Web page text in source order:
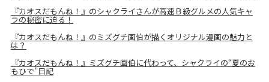
『カオスだもんね！』のシャクライさんが高速Ｂ級グルメの人気キャ
ラの秘密に迫る！
『カオスだもんね！』のミズグチ画伯が描くオリジナル漫画の魅力と
は？
『カオスだもんね！』ミズグチ画伯に代わって、シャクライの“夏のお
もひで”日記